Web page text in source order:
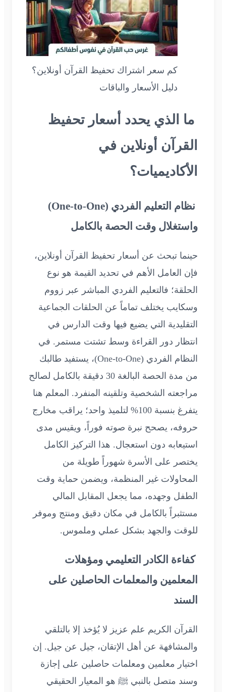
كم سعر اشتراك تحفيظ القرآن أونلاين؟
دليل الأسعار والباقات
ما الذي يحدد أسعار تحفيظ
القرآن أونلاين في
الأكاديميات؟
نظام التعليم الفردي (One-to-One)
واستغلال وقت الحصة بالكامل
حينما تبحث عن أسعار تحفيظ القرآن أونلاين،
فإن العامل الأهم في تحديد القيمة هو نوع
الحلقة؛ فالتعليم الفردي المباشر عبر زووم
وسكايب يختلف تماماً عن الحلقات الجماعية
التقليدية التي يضيع فيها وقت الدارس في
انتظار دور القراءة وسط تشتت مستمر. في
النظام الفردي (One-to-One)، يستفيد طالبك
من مدة الحصة البالغة 30 دقيقة بالكامل لصالح
مراجعته الشخصية وتلقينه المنفرد. المعلم هنا
يتفرغ بنسبة 100% لتلميذ واحد؛ يراقب مخارج
حروفه، يصحح نبرة صوته فوراً، ويقيس مدى
استيعابه دون استعجال. هذا التركيز الكامل
يختصر على الأسرة شهوراً طويلة من
المحاولات غير المنظمة، ويضمن حماية وقت
الطفل وجهده، مما يجعل المقابل المالي
مستثبراً بالكامل في مكان دقيق ومنتج وموفر
للوقت والجهد بشكل عملي وملموس.
كفاءة الكادر التعليمي ومؤهلات
المعلمين والمعلمات الحاصلين على
السند
القرآن الكريم علم عزيز لا يُؤخذ إلا بالتلقي
والمشافهة عن أهل الإتقان، جيل عن جيل. إن
اختيار معلمين ومعلمات حاصلين على إجازة
وسند متصل بالنبي ﷺ هو المعيار الحقيقي